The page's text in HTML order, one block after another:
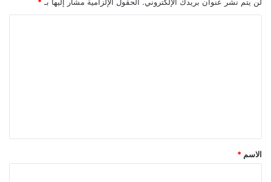
*
الاسم *